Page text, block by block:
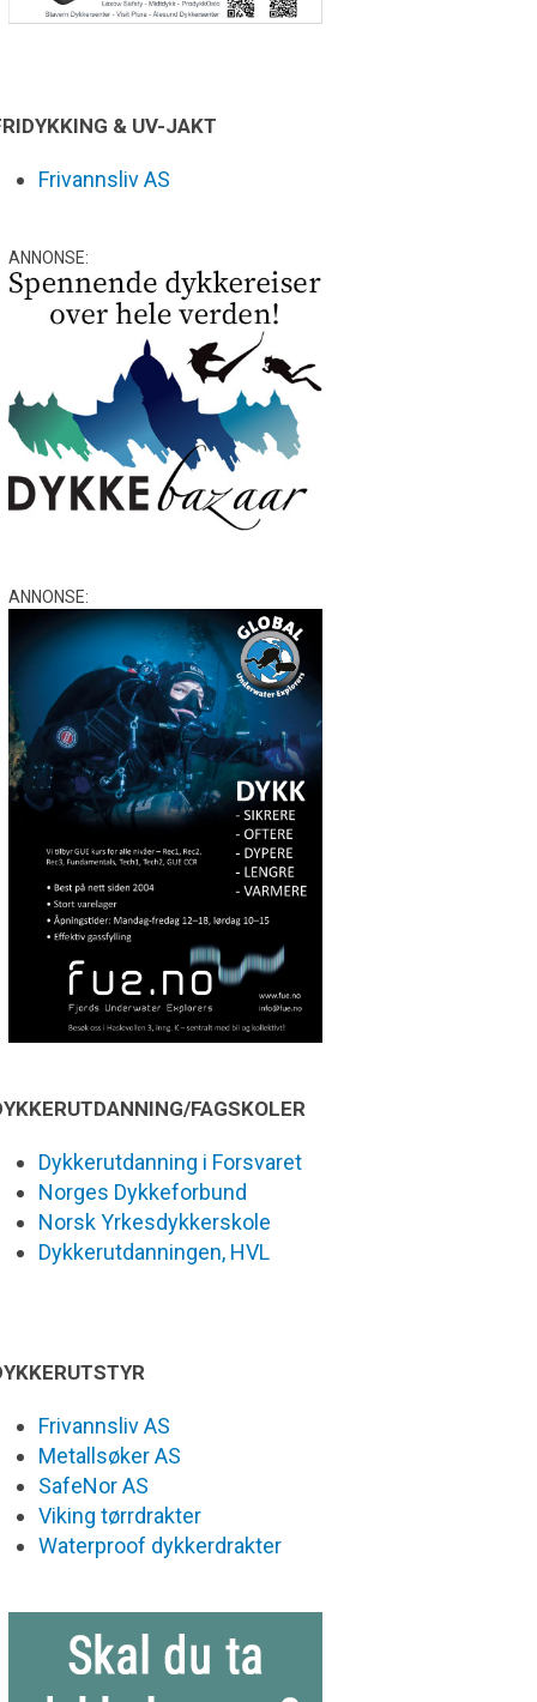
& UV-JAKT
Frivannsliv AS
ANNONSE:
ANNONSE:
FAGSKOLER
Dykkerutdanning i Forsvaret
Norges Dykkeforbund
Norsk Yrkesdykkerskole
Dykkerutdanningen, HVL
Frivannsliv AS
Metallsøker AS
SafeNor AS
Viking tørrdrakter
Waterproof dykkerdrakter